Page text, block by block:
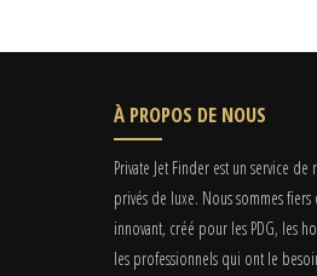
À PROPOS DE NOUS
Private Jet Finder est un service
privés de luxe. Nous sommes
innovant, créé pour les PDG, les
les professionnels qui ont le